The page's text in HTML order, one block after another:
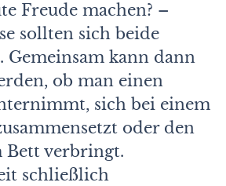
Freude machen? –
sollten sich beide
Gemeinsam kann dann
ob man einen
sich bei einem
oder den
Bett verbringt.
schließlich